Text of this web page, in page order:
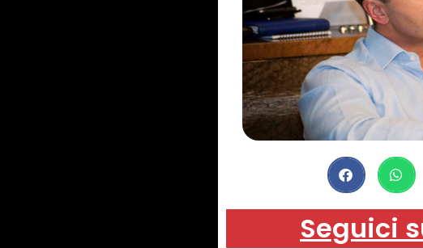
Seguici